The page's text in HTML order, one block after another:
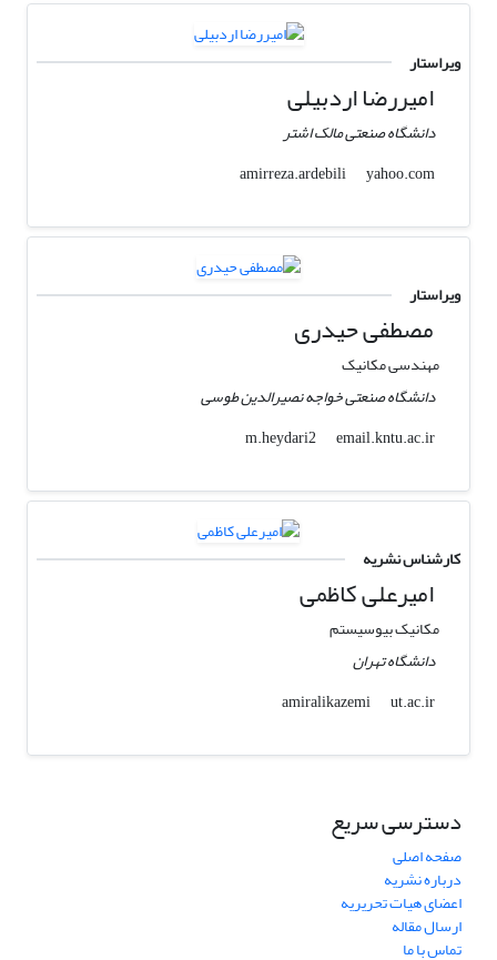
ویراستار
امیررضا اردبیلی
دانشگاه صنعتی مالک اشتر
amirreza.ardebili
yahoo.com
ویراستار
مصطفی حیدری
مهندسی مکانیک
دانشگاه صنعتی خواجه نصیرالدین طوسی
m.heydari2
email.kntu.ac.ir
کارشناس نشریه
امیرعلی کاظمی
مکانیک بیوسیستم
دانشگاه تهران
amiralikazemi
ut.ac.ir
دسترسی سریع
صفحه اصلی
درباره نشریه
اعضای هیات تحریریه
ارسال مقاله
تماس با ما